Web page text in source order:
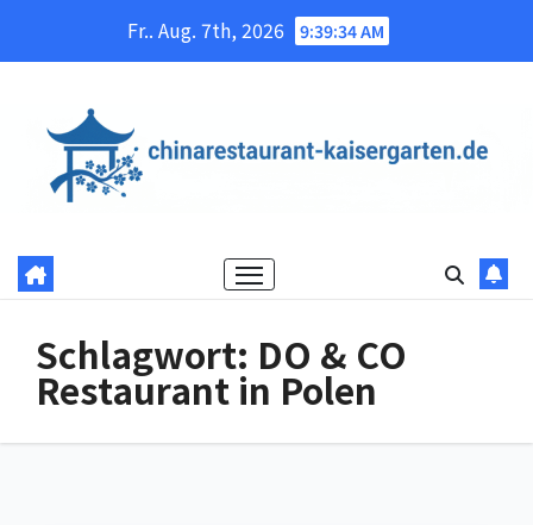
Fr.. Aug. 7th, 2026 9:39:35 AM
Schlagwort: DO & CO
Restaurant in Polen